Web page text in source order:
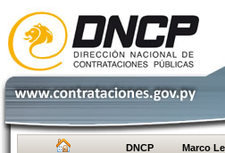
DNCP Marco